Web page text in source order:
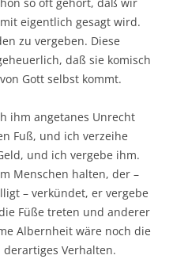
eigentlich gesagt wird.
zu vergeben. Diese
daß sie komisch
Gott selbst kommt.
ihm angetanes Unrecht
Fuß, und ich verzeihe
und ich vergebe ihm.
Menschen halten, der –
– verkündet, er vergebe
Füße treten und anderer
Albernheit wäre noch die
Verhalten.